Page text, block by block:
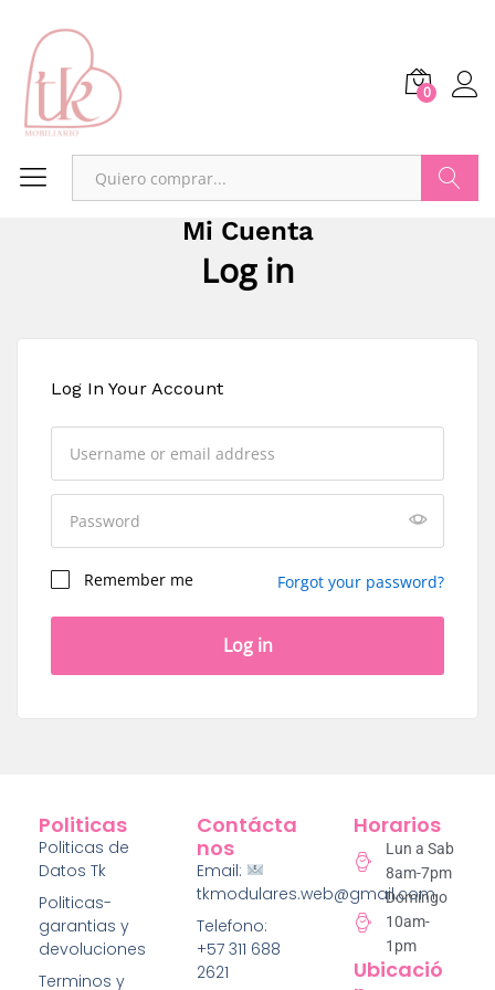
0
Mi Cuenta
Log in
Log In Your Account
Remember me Forgot your password?
Log in
Politicas
Politicas de
Datos Tk
Politicas-
garantias y
devoluciones
Terminos y
Contácta
Nos
Email:
tkmodulares.web@gmail.com
Telefono:
+57 311 688
2621
Horarios
Lun a Sab
8am-7pm
Domingo
10am-
1pm
Ubicació